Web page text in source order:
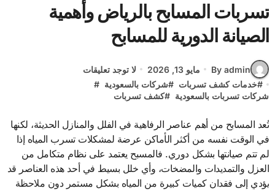
تسربات المسابح بالرياض وأهمية
الصيانة الدورية للمسابح
By admin مايو 13, 2026
لا توجد تعليقات
#خدمات كشف تسربات #شركات بالسعودية #
شركات تسربات بالسعودية #كشف تسربات
تُعد المسابح من أهم عناصر الرفاهية في الفلل والمنازل الحديثة، لكنها
في الوقت نفسه من أكثر الأماكن عرضة لمشكلات تسرب المياه إذا
لم تتم صيانتها بشكل دوري. فالمسبح يعتمد على نظام متكامل من
العزل والتمديدات والمضخات، وأي خلل بسيط في أحد هذه العناصر قد
يؤدي إلى فقدان كميات كبيرة من المياه بشكل مستمر دون ملاحظة